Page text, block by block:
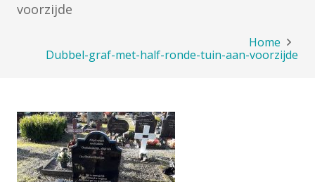
voorzijde
Home
Dubbel-graf-met-half-ronde-tuin-aan-voorzijde